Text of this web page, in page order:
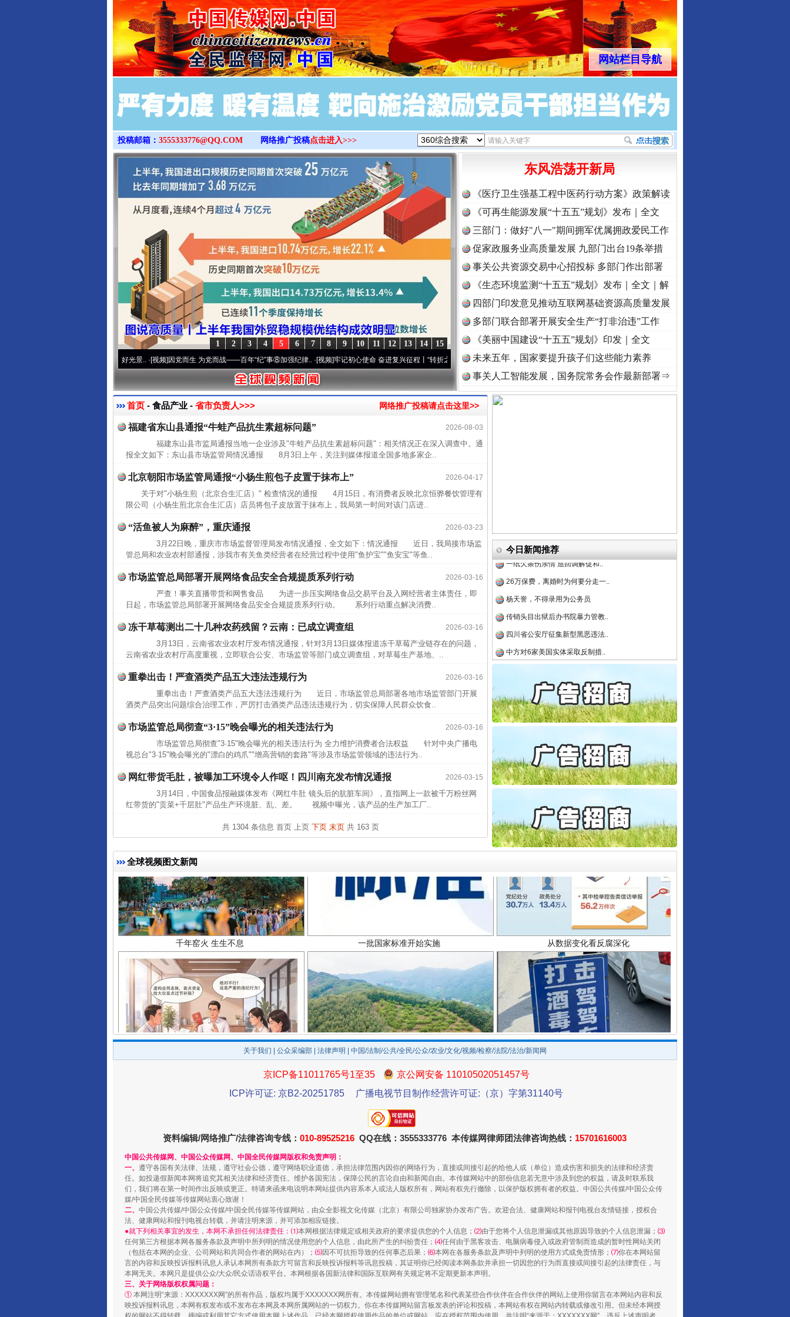
>
网站栏目导航
投稿邮箱： 3555333776@QQ.COM 网络推广投稿点击进入>>>
15
14
13
12
11
10
9
8
7
6
5
4
3
2
1
使命 奋进复兴征程丨宝塔山下好光景..·[视频]因党而生 为党而战——百年“纪”事⑧加强纪律..·[视频]牢记初心使命 奋进复兴征程丨“转折之城”激荡.. ·[视频]牢记初心使命 奋进复兴征程丨红船起航处 潮起..·[视频]一首歌的时间，读懂乐至的“诗与远方”
东风浩荡开新局
《医疗卫生强基工程中医药行动方案》政策解读
《可再生能源发展“十五五”规划》发布｜全文
三部门：做好"八一"期间拥军优属拥政爱民工作
促家政服务业高质量发展 九部门出台19条举措
事关公共资源交易中心招投标 多部门作出部署
《生态环境监测“十五五”规划》发布｜全文｜解
读
四部门印发意见推动互联网基础资源高质量发展
多部门联合部署开展安全生产“打非治违”工作
《美丽中国建设“十五五”规划》印发｜全文
未来五年，国家要提升孩子们这些能力素养
事关人工智能发展，国务院常务会作最新部署⇒
首页 - 食品产业 - 省市负责人>>> 网络推广投稿请点击这里>>
2026-08-03
福建省东山县通报“牛蛙产品抗生素超标问题”
福建东山县市监局通报当地一企业涉及"牛蛙产品抗生素超标问题"：相关情况正在深入调查中。通
报全文如下：东山县市场监管局情况通报 8月3日上午，关注到媒体报道全国多地多家企..
2026-04-17
北京朝阳市场监管局通报“小杨生煎包子皮置于抹布上”
关于对"小杨生煎（北京合生汇店）" 检查情况的通报 4月15日，有消费者反映北京恒骅餐饮管理有
限公司（小杨生煎北京合生汇店）店员将包子皮放置于抹布上，我局第一时间对该门店进..
2026-03-23
“活鱼被人为麻醉”，重庆通报
3月22日晚，重庆市市场监督管理局发布情况通报，全文如下：情况通报 近日，我局接市场监
管总局和农业农村部通报，涉我市有关鱼类经营者在经营过程中使用"鱼护宝""鱼安宝"等鱼..
2026-03-16
市场监管总局部署开展网络食品安全合规提质系列行动
严查！事关直播带货和网售食品 为进一步压实网络食品交易平台及入网经营者主体责任，即
日起，市场监管总局部署开展网络食品安全合规提质系列行动。 系列行动重点解决消费..
2026-03-16
冻干草莓测出二十几种农药残留？云南：已成立调查组
3月13日，云南省农业农村厅发布情况通报，针对3月13日媒体报道冻干草莓产业链存在的问题，
云南省农业农村厅高度重视，立即联合公安、市场监管等部门成立调查组，对草莓生产基地、..
2026-03-16
重拳出击！严查酒类产品五大违法违规行为
重拳出击！严查酒类产品五大违法违规行为 近日，市场监管总局部署各地市场监管部门开展
酒类产品突出问题综合治理工作，严厉打击酒类产品违法违规行为，切实保障人民群众饮食..
2026-03-16
市场监管总局彻查“3·15”晚会曝光的相关违法行为
市场监管总局彻查"3·15"晚会曝光的相关违法行为 全力维护消费者合法权益 针对中央广播电
视总台"3·15"晚会曝光的"漂白的鸡爪""增高营销的套路"等涉及市场监管领域的违法行为..
2026-03-15
网红带货毛肚，被曝加工环境令人作呕！四川南充发布情况通报
3月14日，中国食品报融媒体发布《网红牛肚 镜头后的肮脏车间》，直指网上一款被千万粉丝网
红带货的"贡菜+千层肚"产品生产环境脏、乱、差。 视频中曝光，该产品的生产加工厂..
共 1304 条信息 首页 上页 下页 末页共 163 页
今日新闻推荐
一纸欠条伤亲情 巡回调解促和..
26万保费，离婚时为何要分走一..
杨天誉，不得录用为公务员
传销头目出狱后办书院暴力管教..
四川省公安厅征集新型黑恶违法..
中方对6家美国实体采取反制措..
中国发起首例对外贸易国家安全..
从“无产可执”到“全额执行”
最高检抗诉的疑难复杂刑事案件
事故致5死1伤，四川省安委会挂..
近期涉私家车群死群伤事故多发..
半生相守，一别两宽：这场老年..
一纸欠条伤亲情 巡回调解促和..
杨天誉，不得录用为公务员
传销头目出狱后办书院暴力管教..
四川省公安厅征集新型黑恶违法..
中国发起首例对外贸易国家安全..
官方通报西安赛格商场坠亡事件
最高检抗诉的疑难复杂刑事案件
事故致5死1伤，四川省安委会挂..
全球视频图文新闻
完善运行机制助力责任有效落实 一纸欠条伤亲情 巡回调解促和解.. 行业协会接连发公告
东山县通报“牛蛙产品抗生素超标问题” 法徽映军营 权益有保障
千年窑火 生生不息 一批国家标准开始实施 从数据变化看反腐深化
揭开“小金库”的免责幌子 以产业富民促振兴 酒驾未被当场查获能处罚吗
受贿1.44亿！段成刚被判无期 从幼儿园到大学，有这些资助 “后车司机肯定在骂我”
关于我们 公众采编部 法律声明 | 中国/法制/公共/全民/公众/农业/文化/视频/检察/法院/法治/新闻网
京ICP备11011765号1至35
京公网安备 11010502051457号
ICP许可证: 京B2-20251785
广播电视节目制作经营许可证:（京）字第31140号
资料编辑/网络推广/法律咨询专线： 010-89525216 QQ在线：3555333776 本传媒网律师团法律咨询热线： 15701616003
中国公共传媒网、中国公众传媒网、中国全民传媒网版权和免责声明：
一、 遵守各国有关法律、法规，遵守社会公德，遵守网络职业道德，承担法律范围内因你的网络行为，直接或间接引起的给他人或（单位）造成伤害和损失的法律和经济责
任。如投递假新闻本网将追究其相关法律和经济责任。维护各国宪法，保障公民的言论自由和新闻自由。本传媒网站中的部份信息若无意中涉及到您的权益，请及时联系我
们，我们将在第一时间作出反映或更正。特请来函来电说明本网站提供内容系本人或法人版权所有，网站有权先行撤除，以保护版权拥有者的权益。中国公共传媒/中国公众传
媒/中国全民传媒等传媒网站衷心致谢！
二、 中国公共传媒/中国公众传媒/中国全民传媒等传媒网站，由众全影视文化传媒（北京）有限公司独家协办发布广告。欢迎合法、健康网站和报刊电视台友情链接，授权合
法、健康网站和报刊电视台转载，并请注明来源，并可添加相应链接。
●就下列相关事宜的发生，本网不承担任何法律责任：⑴本网根据法律规定或相关政府的要求提供您的个人信息； ⑵由于您将个人信息泄漏或其他原因导致的个人信息泄漏； ⑶
任何第三方根据本网各服务条款及声明中所列明的情况使用您的个人信息，由此所产生的纠纷责任； ⑷任何由于黑客攻击、电脑病毒侵入或政府管制而造成的暂时性网站关闭
（包括在本网的企业、公司网站和共同合作者的网站在内）； ⑸因不可抗拒导致的任何事态后果； ⑹本网在各服务条款及声明中列明的使用方式或免责情形； ⑺你在本网站留
言的内容和反映投诉报料讯息人承认本网所有条款方可留言和反映投诉报料等讯息投稿，其证明你已经阅读本网条款并承担一切因您的行为而直接或间接引起的法律责任，与
本网无关。本网只是提供公众/大众/民众话语权平台。本网根据各国新法律和国际互联网有关规定将不定期更新本声明。
三、关于网络版权权属问题：
① 本网注明“来源：XXXXXXX网”的所有作品，版权均属于XXXXXXX网所有。本传媒网站拥有管理笔名和代表某些合作伙伴在合作伙伴的网站上使用你留言在本网站内容和反
映投诉报料讯息，本网有权发布或不发布在本网及本网所属网站的一切权力。你在本传媒网站留言板发表的评论和投稿，本网站有权在网站内转载或修改引用。但未经本网授